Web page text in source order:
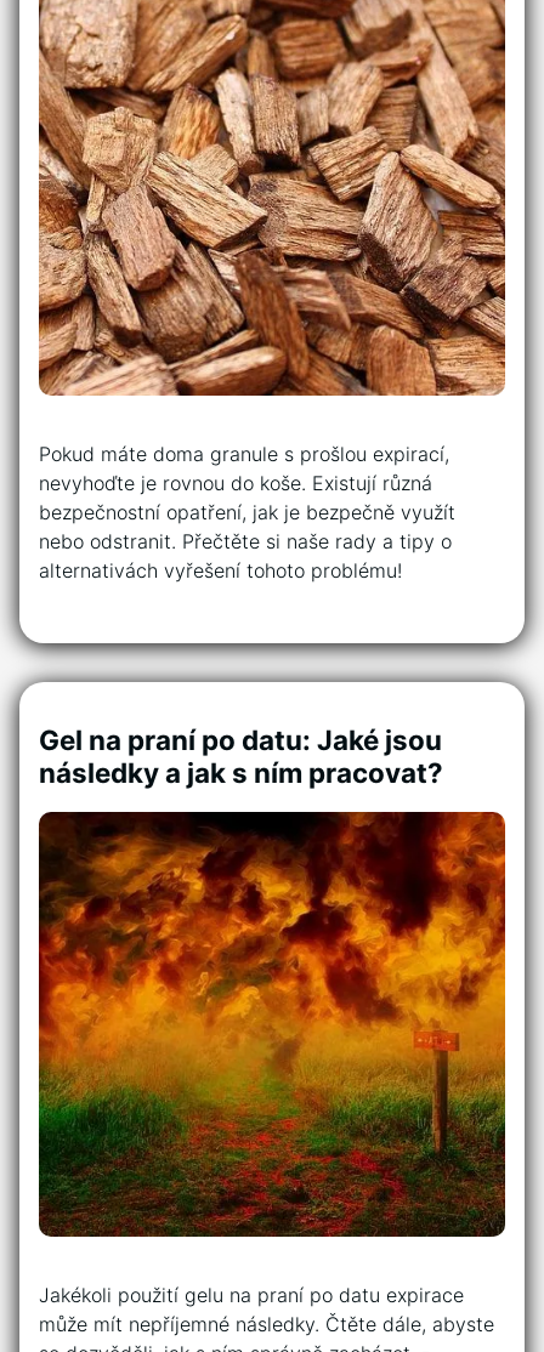
Pokud máte doma granule s prošlou expirací,
nevyhoďte je rovnou do koše. Existují různá
bezpečnostní opatření, jak je bezpečně využít
nebo odstranit. Přečtěte si naše rady a tipy o
alternativách vyřešení tohoto problému!
Gel na praní po datu: Jaké jsou
následky a jak s ním pracovat?
Jakékoli použití gelu na praní po ⁢datu expirace⁤
může mít nepříjemné⁢ následky. Čtěte‌ dále,⁢ abyste